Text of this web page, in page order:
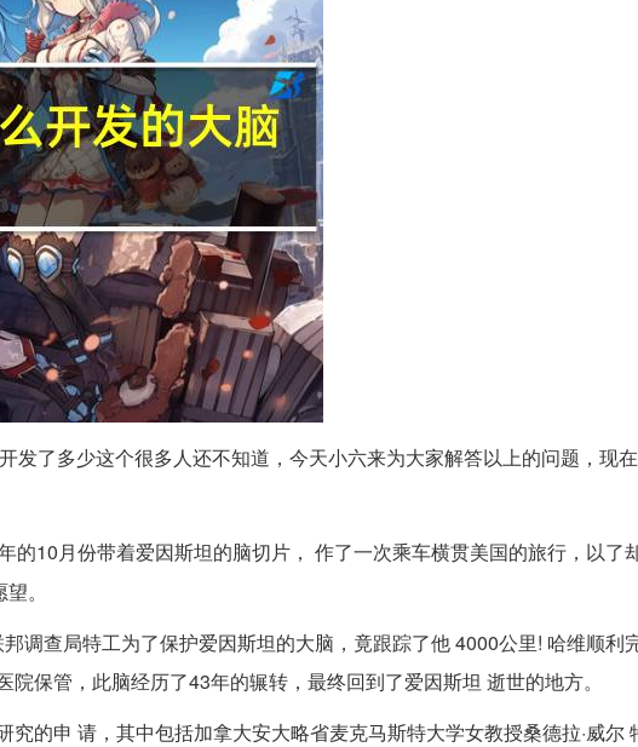
发了多少这个很多人还不知道，今天小六来为大家解答以上的问题，现
的10月份带着爱因斯坦的脑切片， 作了一次乘车横贯美国的旅行，以了
。
调查局特工为了保护爱因斯坦的大脑，竟跟踪了他 4000公里! 哈维顺利
保管，此脑经历了43年的辗转，最终回到了爱因斯坦 逝世的地方。
的申 请，其中包括加拿大安大略省麦克马斯特大学女教授桑德拉·威尔